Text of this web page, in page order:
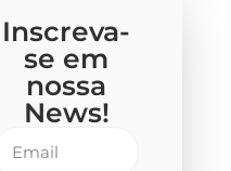
Inscreva-
se em
nossa
News!